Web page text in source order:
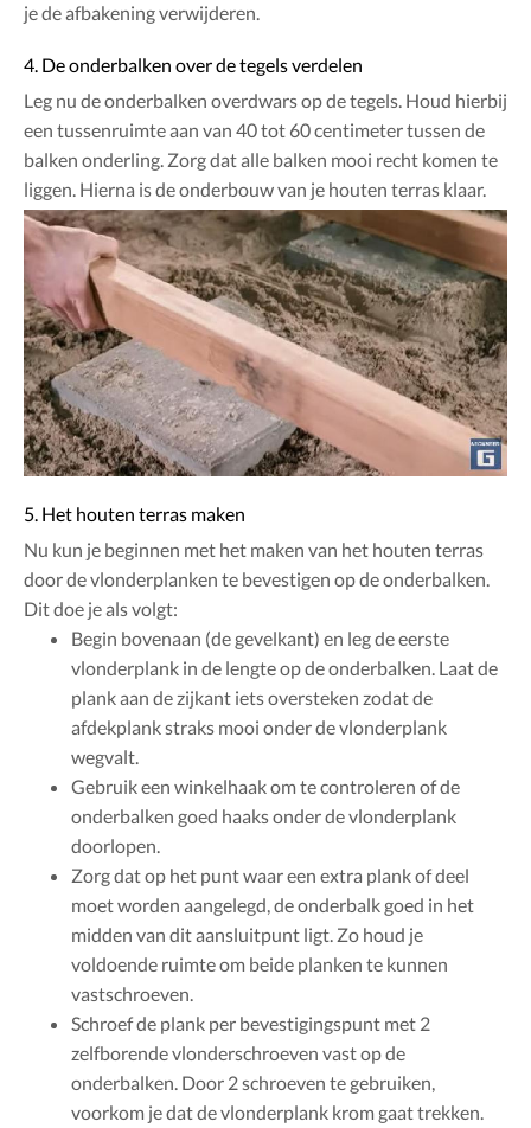
je de afbakening verwijderen.
4. De onderbalken over de tegels verdelen
Leg nu de onderbalken overdwars op de tegels. Houd hierbij
een tussenruimte aan van 40 tot 60 centimeter tussen de
balken onderling. Zorg dat alle balken mooi recht komen te
liggen. Hierna is de onderbouw van je houten terras klaar.
5. Het houten terras maken
Nu kun je beginnen met het maken van het houten terras
door de vlonderplanken te bevestigen op de onderbalken.
Dit doe je als volgt:
Begin bovenaan (de gevelkant) en leg de eerste
vlonderplank in de lengte op de onderbalken. Laat de
plank aan de zijkant iets oversteken zodat de
afdekplank straks mooi onder de vlonderplank
wegvalt.
Gebruik een winkelhaak om te controleren of de
onderbalken goed haaks onder de vlonderplank
doorlopen.
Zorg dat op het punt waar een extra plank of deel
moet worden aangelegd, de onderbalk goed in het
midden van dit aansluitpunt ligt. Zo houd je
voldoende ruimte om beide planken te kunnen
vastschroeven.
Schroef de plank per bevestigingspunt met 2
zelfborende vlonderschroeven vast op de
onderbalken. Door 2 schroeven te gebruiken,
voorkom je dat de vlonderplank krom gaat trekken.